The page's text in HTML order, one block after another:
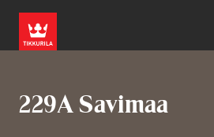
229A Savimaa